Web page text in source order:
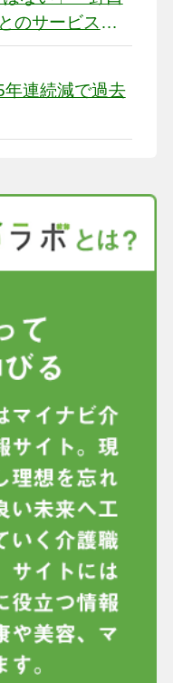
のサービス基
連続減で過去